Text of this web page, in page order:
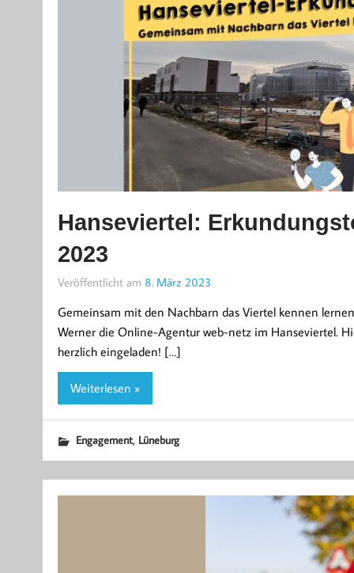
Hanseviertel:
2023
Veröffentlicht am 8. März 2023
Gemeinsam mit den Nachbarn das Viertel kennen
Werner die Online-Agentur web-netz im Hanseviertel.
herzlich eingeladen! […]
Weiterlesen »
Engagement, Lüneburg